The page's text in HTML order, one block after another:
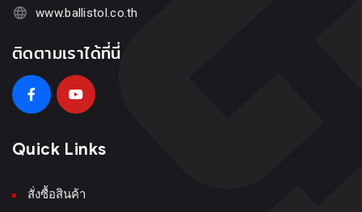
www.ballistol.co.th
ติดตามเราได้ที่นี่
Quick Links
สั่งซื้อสินค้า